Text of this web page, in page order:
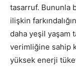
tasarruf. Bununla
ilişkin
daha yeşil yaşam
verimliğine sahip
yüksek enerji